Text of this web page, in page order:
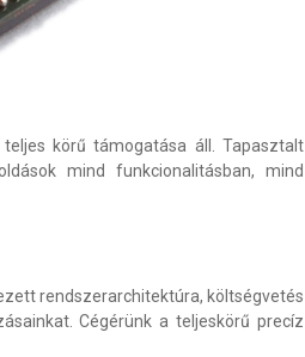
körű támogatása áll. Tapasztalt
mind funkcionalitásban, mind
rendszerarchitektúra, költségvetés
Cégérünk a teljeskörű precíz